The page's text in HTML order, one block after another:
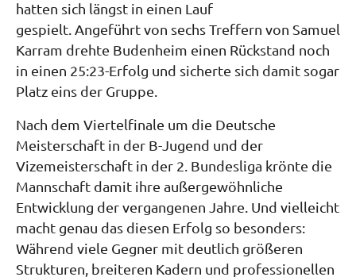
hatten sich längst in einen Lauf
gespielt. Angeführt von sechs Treffern von Samuel
Karram drehte Budenheim einen Rückstand noch
in einen 25:23-Erfolg und sicherte sich damit sogar
Platz eins der Gruppe.
Nach dem Viertelfinale um die Deutsche
Meisterschaft in der B-Jugend und der
Vizemeisterschaft in der 2. Bundesliga krönte die
Mannschaft damit ihre außergewöhnliche
Entwicklung der vergangenen Jahre. Und vielleicht
macht genau das diesen Erfolg so besonders:
Während viele Gegner mit deutlich größeren
Strukturen, breiteren Kadern und professionellen